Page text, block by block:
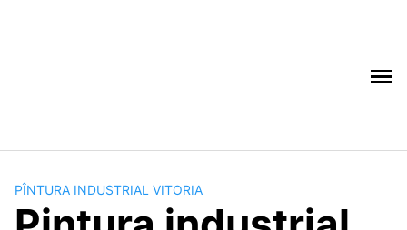
PÎNTURA INDUSTRIAL VITORIA